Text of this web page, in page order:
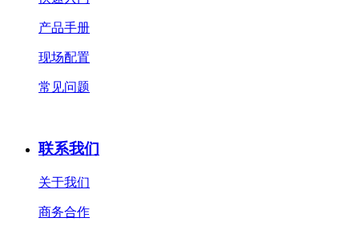
产品手册
现场配置
常见问题
联系我们
关于我们
商务合作